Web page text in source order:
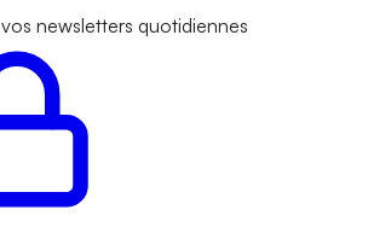
newsletters quotidiennes